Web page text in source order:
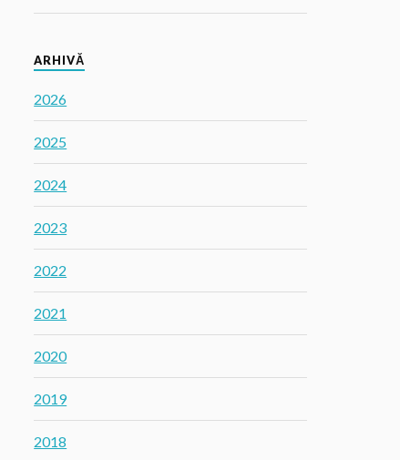
ARHIVĂ
2026
2025
2024
2023
2022
2021
2020
2019
2018